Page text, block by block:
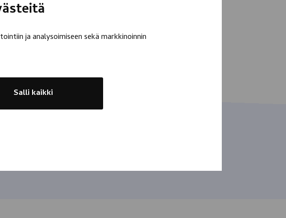
ja analysoimiseen sekä markkinoinnin
Salli kaikki